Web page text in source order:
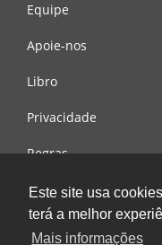
Este site usa
terá a melhor
Mais informações
Equipe
Apoie-nos
Libro
Privacidade
Regras
Contacte-nos